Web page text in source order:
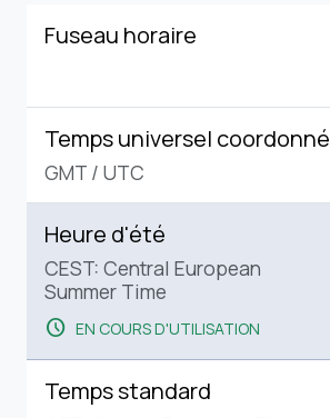
Fuseau horaire
Temps universel coordonné
GMT / UTC
Heure d'été
CEST: Central European
Summer Time
schedule EN COURS D'UTILISATION
Temps standard